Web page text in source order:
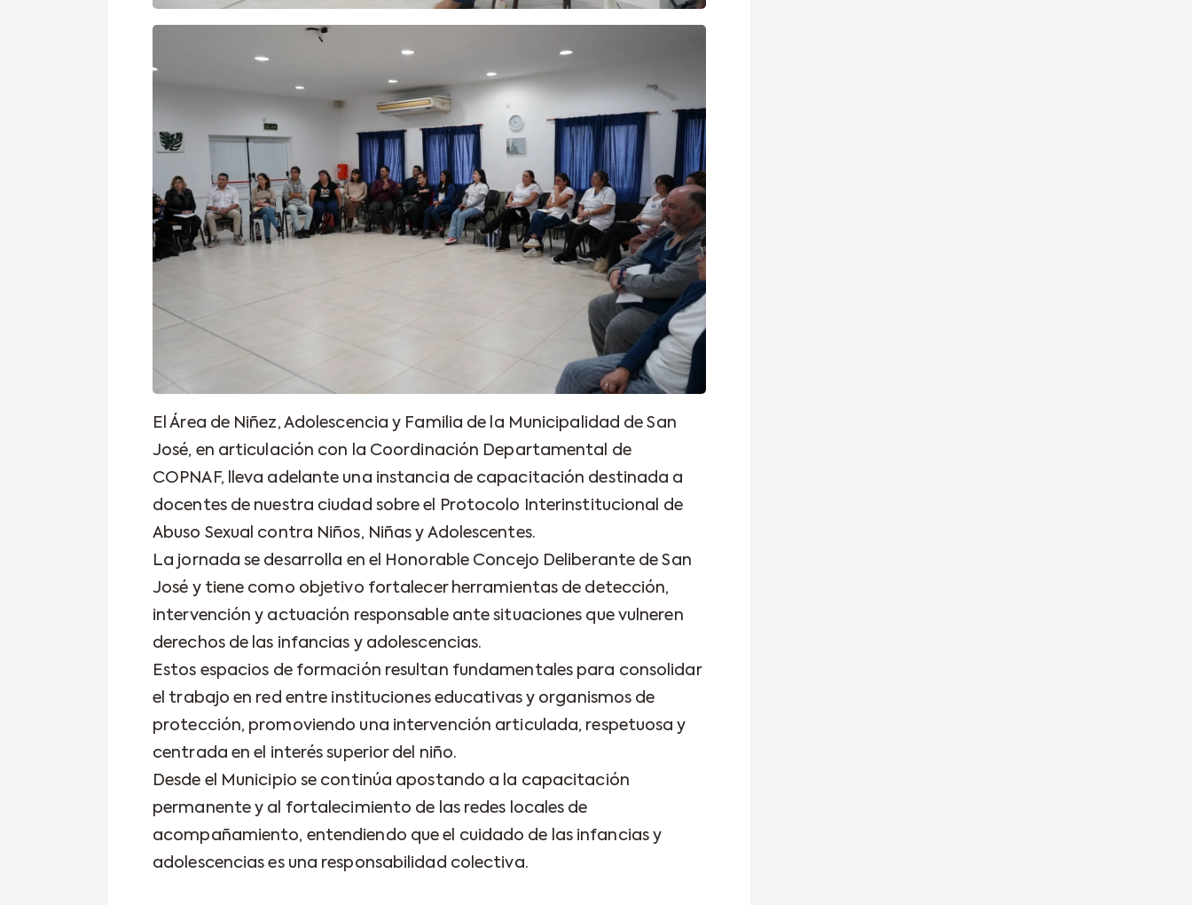
El Área de Niñez, Adolescencia y Familia de la Municipalidad de San
José, en articulación con la Coordinación Departamental de
COPNAF, lleva adelante una instancia de capacitación destinada a
docentes de nuestra ciudad sobre el Protocolo Interinstitucional de
Abuso Sexual contra Niños, Niñas y Adolescentes.
La jornada se desarrolla en el Honorable Concejo Deliberante de San
José y tiene como objetivo fortalecer herramientas de detección,
intervención y actuación responsable ante situaciones que vulneren
derechos de las infancias y adolescencias.
Estos espacios de formación resultan fundamentales para consolidar
el trabajo en red entre instituciones educativas y organismos de
protección, promoviendo una intervención articulada, respetuosa y
centrada en el interés superior del niño.
Desde el Municipio se continúa apostando a la capacitación
permanente y al fortalecimiento de las redes locales de
acompañamiento, entendiendo que el cuidado de las infancias y
adolescencias es una responsabilidad colectiva.